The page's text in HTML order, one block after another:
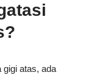
gigi atas, ada